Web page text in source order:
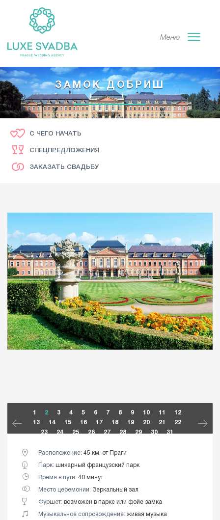
Меню
ЗАМОК ДОБРИШ
С ЧЕГО НАЧАТЬ
СПЕЦПРЕДЛОЖЕНИЯ
ЗАКАЗАТЬ СВАДЬБУ
1 2 3 4 5 6 7 8 9 10 11
12
13
14 15 16 17 18 19 20 21
22
23
24 25 26 27 28 29 30 31
Расположение: 45 км. от Праги
Парк: шикарный французский парк
Время в пути: 40 минут
Место церемонии: Зеркальный зал
Фуршет: возможен в парке или фойе замка
Музыкальное сопровождение: живая музыка